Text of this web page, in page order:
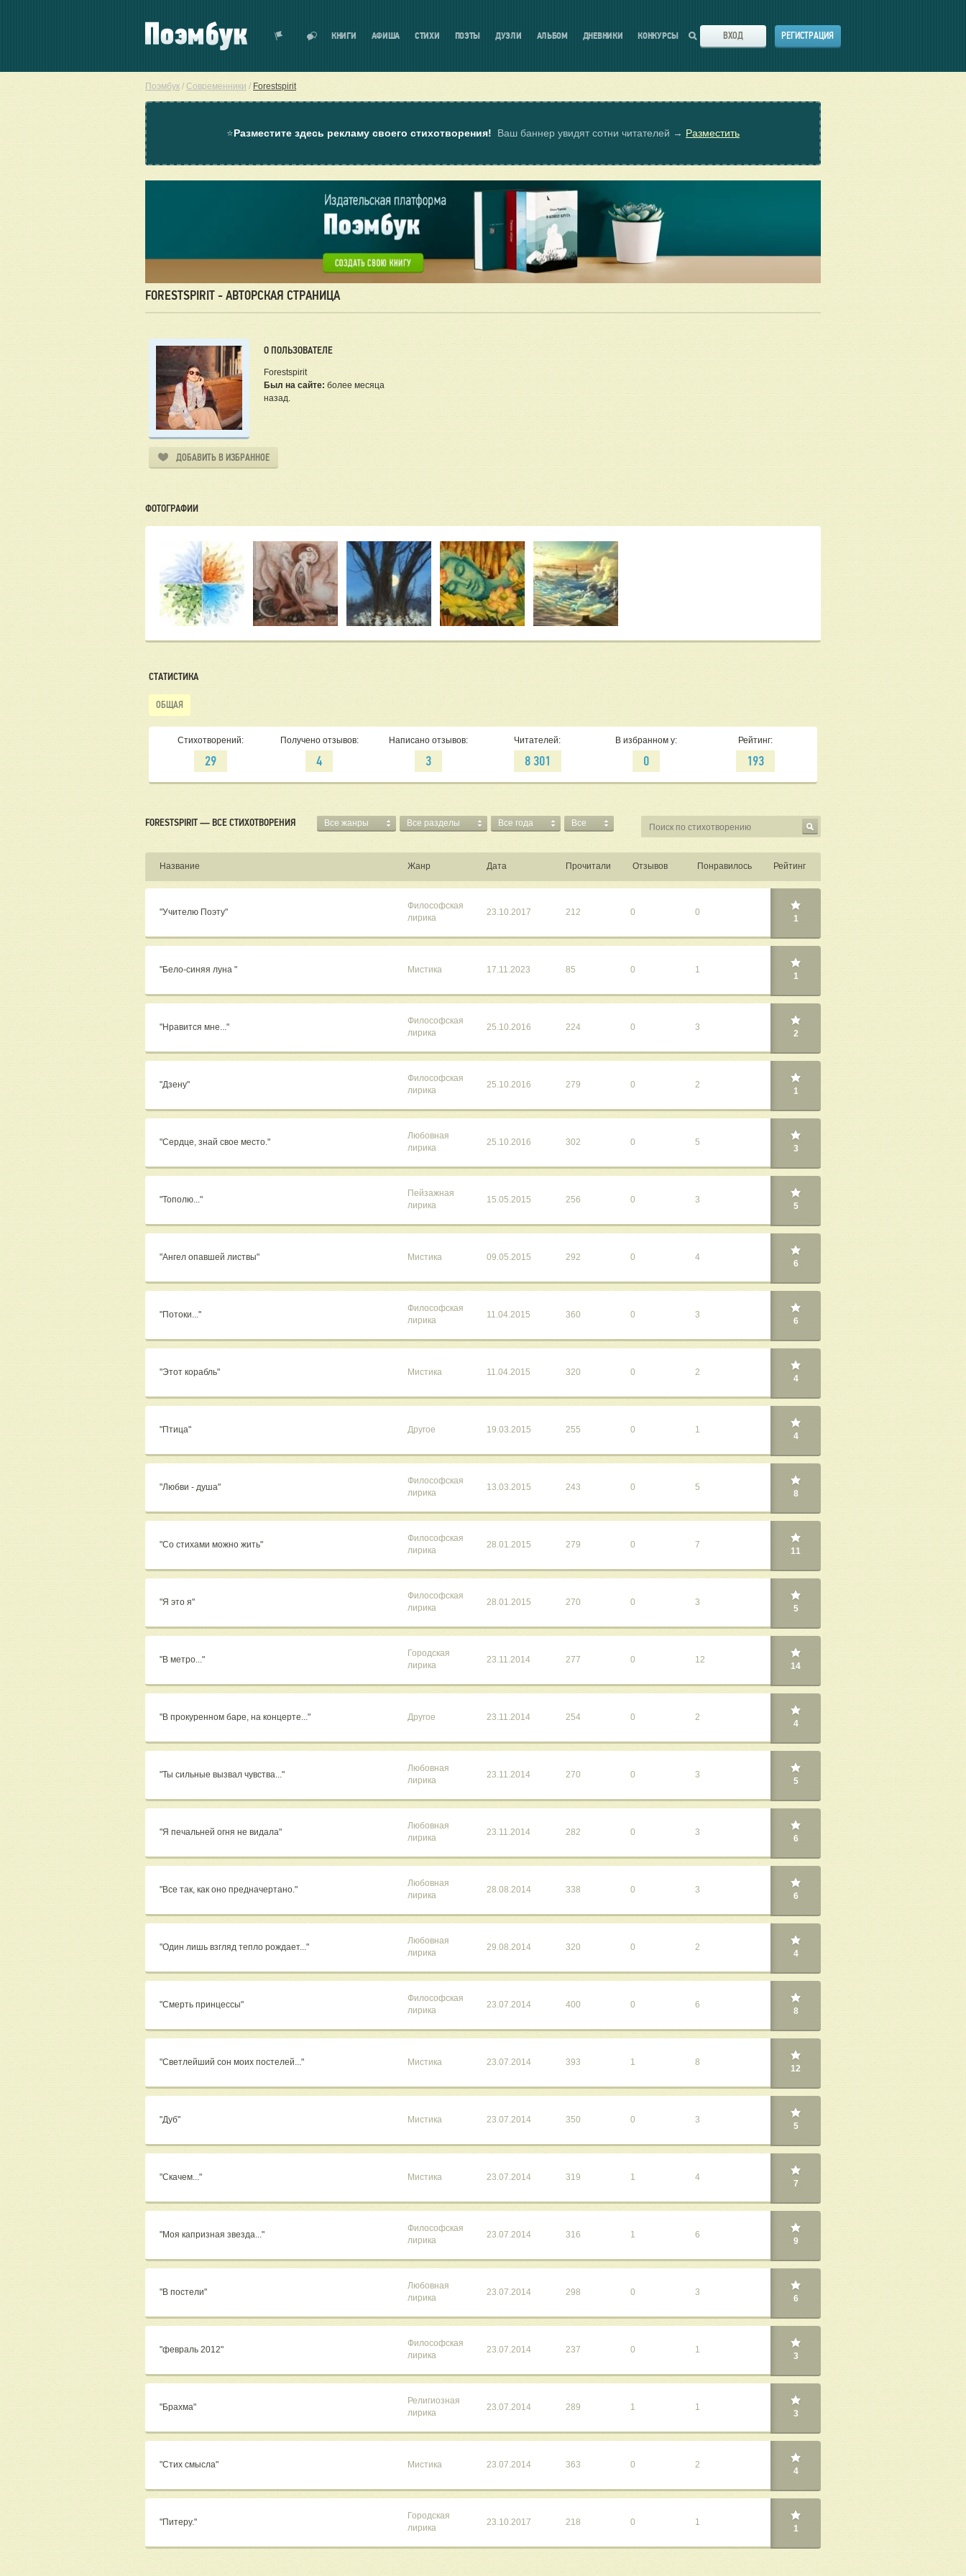
КНИГИ АФИША СТИХИ ПОЭТЫ ДУЭЛИ АЛЬБОМ ДНЕВНИКИ КОНКУРСЫ ВХОД РЕГИСТРАЦИЯ
Поэмбук / Современники / Forestspirit
⭐Разместите здесь рекламу своего стихотворения! Ваш баннер увидят сотни читателей → Разместить
FORESTSPIRIT - АВТОРСКАЯ СТРАНИЦА
О ПОЛЬЗОВАТЕЛЕ
Forestspirit
Был на сайте: более месяца
назад.
ДОБАВИТЬ В ИЗБРАННОЕ
ФОТОГРАФИИ
СТАТИСТИКА
ОБЩАЯ
Стихотворений:
29
Получено отзывов:
4
Написано отзывов:
3
Читателей:
8 301
В избранном у:
0
Рейтинг:
193
FORESTSPIRIT — ВСЕ СТИХОТВОРЕНИЯ Все жанры Все разделы Все года Все
Название Жанр Дата Прочитали Отзывов Понравилось Рейтинг
"Учителю Поэту"
Философская
лирика
23.10.2017 212 0 0
1
"Бело-синяя луна " Мистика 17.11.2023 85 0 1
1
"Нравится мне..."
Философская
лирика
25.10.2016 224 0 3
2
"Дзену"
Философская
лирика
25.10.2016 279 0 2
1
"Сердце, знай свое место."
Любовная
лирика
25.10.2016 302 0 5
3
"Тополю..."
Пейзажная
лирика
15.05.2015 256 0 3
5
"Ангел опавшей листвы" Мистика 09.05.2015 292 0 4
6
"Потоки..."
Философская
лирика
11.04.2015 360 0 3
6
"Этот корабль" Мистика 11.04.2015 320 0 2
4
"Птица" Другое 19.03.2015 255 0 1
4
"Любви - душа"
Философская
лирика
13.03.2015 243 0 5
8
"Со стихами можно жить"
Философская
лирика
28.01.2015 279 0 7
11
"Я это я"
Философская
лирика
28.01.2015 270 0 3
5
"В метро..."
Городская
лирика
23.11.2014 277 0 12
14
"В прокуренном баре, на концерте..." Другое 23.11.2014 254 0 2
4
"Ты сильные вызвал чувства..."
Любовная
лирика
23.11.2014 270 0 3
5
"Я печальней огня не видала"
Любовная
лирика
23.11.2014 282 0 3
6
"Все так, как оно предначертано."
Любовная
лирика
28.08.2014 338 0 3
6
"Один лишь взгляд тепло рождает..."
Любовная
лирика
29.08.2014 320 0 2
4
"Смерть принцессы"
Философская
лирика
23.07.2014 400 0 6
8
"Светлейший сон моих постелей..." Мистика 23.07.2014 393 1 8
12
"Дуб" Мистика 23.07.2014 350 0 3
5
"Скачем..." Мистика 23.07.2014 319 1 4
7
"Моя капризная звезда..."
Философская
лирика
23.07.2014 316 1 6
9
"В постели"
Любовная
лирика
23.07.2014 298 0 3
6
"февраль 2012"
Философская
лирика
23.07.2014 237 0 1
3
"Брахма"
Религиозная
лирика
23.07.2014 289 1 1
3
"Стих смысла" Мистика 23.07.2014 363 0 2
4
"Питеру."
Городская
лирика
23.10.2017 218 0 1
1